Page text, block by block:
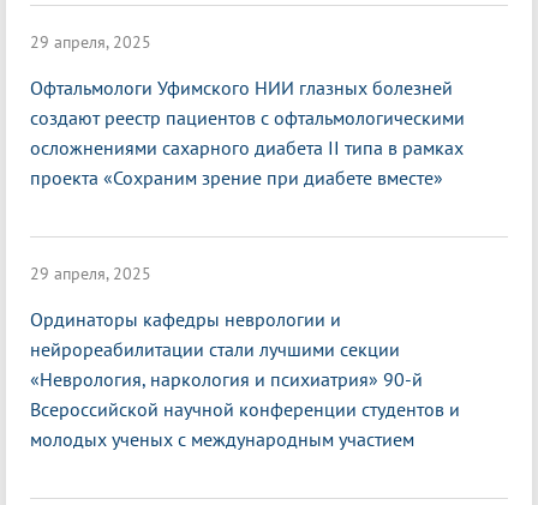
29 апреля, 2025
Офтальмологи Уфимского НИИ глазных болезней
создают реестр пациентов с офтальмологическими
осложнениями сахарного диабета II типа в рамках
проекта «Сохраним зрение при диабете вместе»
29 апреля, 2025
Ординаторы кафедры неврологии и
нейрореабилитации стали лучшими секции
«Неврология, наркология и психиатрия» 90-й
Всероссийской научной конференции студентов и
молодых ученых с международным участием